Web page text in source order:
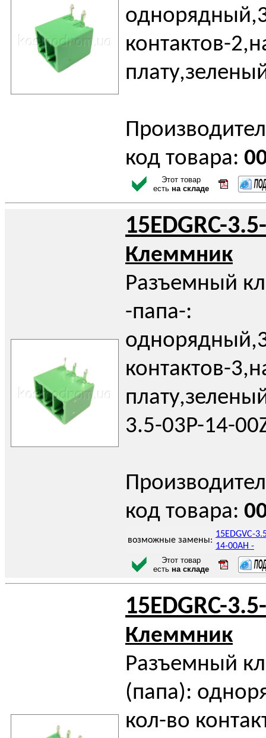
контактов-
код товара:
Этот товар
есть на складе
15EDGRC-
Клеммник
Разъемный
-папа-:
контактов-
3.5-03P-14-
код товара:
возможные замены:
15EDGVC-
14-00AH -
Этот товар
есть на складе
15EDGRC-
Клеммник
Разъемный
(папа):
кол-во